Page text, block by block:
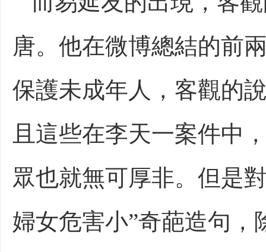
唐。他在微博總結的前
保護未成年人，客觀的
且這些在李天一案件中
眾也就無可厚非。但是
婦女危害小”奇葩造句